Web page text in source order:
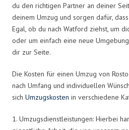
du den richtigen Partner an deiner
deinem Umzug und sorgen dafür,
Egal, ob du nach Watford ziehst, um
oder um einfach eine neue
dir zur Seite.
Die Kosten für einen Umzug von
nach Umfang und individuellen
sich Umzugskosten in verschiedene
1. Umzugsdienstleistungen: Hierbei